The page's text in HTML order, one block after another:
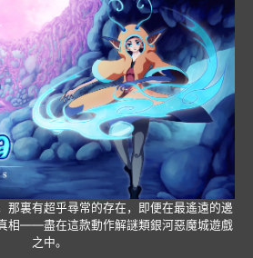
那裏有超乎尋常的存在，即便在最遙遠的邊
相——盡在這款動作解謎類銀河惡魔城遊戲
之中。